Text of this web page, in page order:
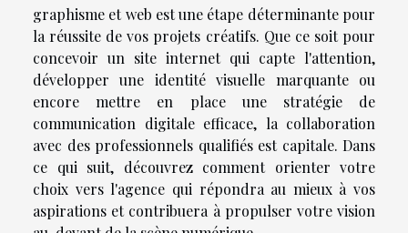
graphisme et web est une étape déterminante pour
la réussite de vos projets créatifs. Que ce soit pour
concevoir un site internet qui capte l'attention,
développer une identité visuelle marquante ou
encore mettre en place une stratégie de
communication digitale efficace, la collaboration
avec des professionnels qualifiés est capitale. Dans
ce qui suit, découvrez comment orienter votre
choix vers l'agence qui répondra au mieux à vos
aspirations et contribuera à propulser votre vision